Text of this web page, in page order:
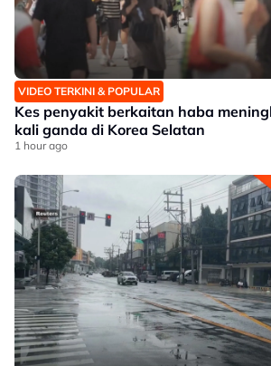
VIDEO TERKINI & POPULAR
Kes penyakit berkaitan haba
kali ganda di Korea Selatan
1 hour ago